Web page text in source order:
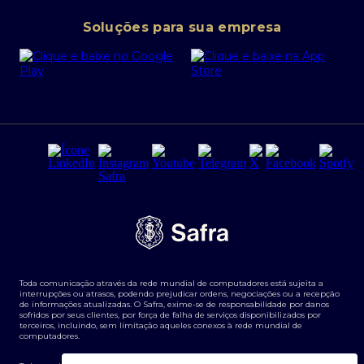
Portal da Privacidade
PRSAC
Regras e Parâmetros de Atuação Banco Safra
Segurança da Informação
Tarifas e serviços Pessoa Física
Transparência de remuneração
Termos e Condições para Portabilidade de Investimento
Cartão Safra Empresas
Empréstimo e financiamentos PJ
Derivativos
Agronegócios
Soluções para sua empresa
Toda comunicação através da rede mundial de computadores está sujeita a
interrupções ou atrasos, podendo prejudicar ordens, negociações ou a recepção
de informações atualizadas. O Safra, exime-se de responsabilidade por danos
sofridos por seus clientes, por força de falha de serviços disponibilizados por
terceiros, incluindo, sem limitação aqueles conexos à rede mundial de
computadores.